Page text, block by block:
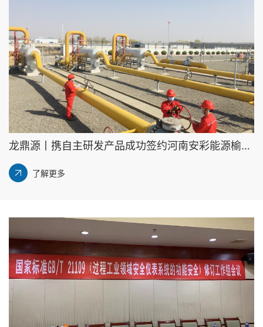
龙鼎源丨携自主研发产品成功签约河南安彩能源榆济线对接工程项目
了解更多